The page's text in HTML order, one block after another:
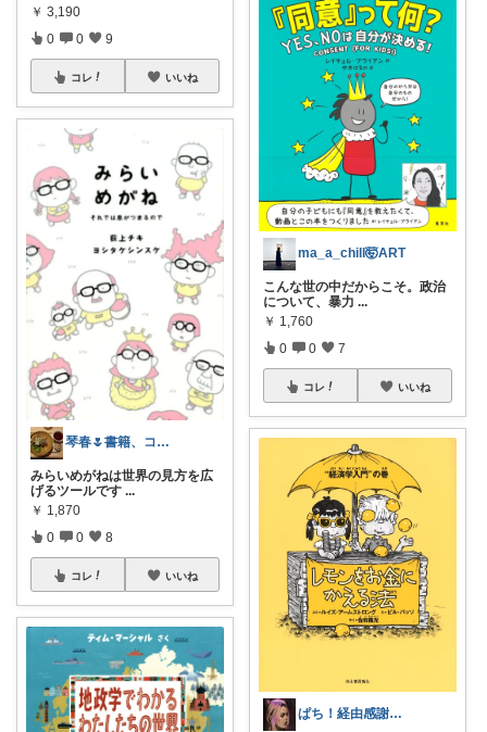
￥ 3,190
0 0 9
コレ いいね
琴春🌷書籍、コスメ好き📚💄
みらいめがねは世界の見方を広
げるツールです ...
￥ 1,870
0 0 8
コレ いいね
ma_a_chill🤯ART
こんな世の中だからこそ。政治
について、暴力 ...
￥ 1,760
0 0 7
コレ いいね
ぱち！経由感謝📚🏳️‍🌈👚🕊️